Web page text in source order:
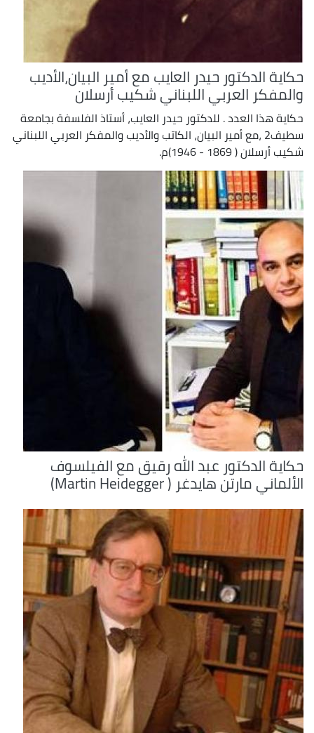
حكاية الدكتور حيدر العايب مع أمير البيان،الأديب
والمفكر العربي اللبناني شكيب أرسلان
حكاية هذا العدد . للدكتور حيدر العايب، أستاذ الفلسفة بجامعة
سطيف2 ،مع أمير البيان، الكاتب والأديب والمفكر العربي اللبناني
شكيب أرسلان ( 1869 - 1946)م.
حكاية الدكتور عبد الله رقيق مع الفيلسوف
الألماني مارتن هايدغر ( Martin Heidegger)‏